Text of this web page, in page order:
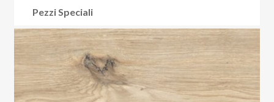
Pezzi Speciali